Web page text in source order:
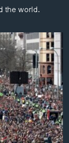
the world.